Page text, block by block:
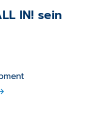
IN! sein